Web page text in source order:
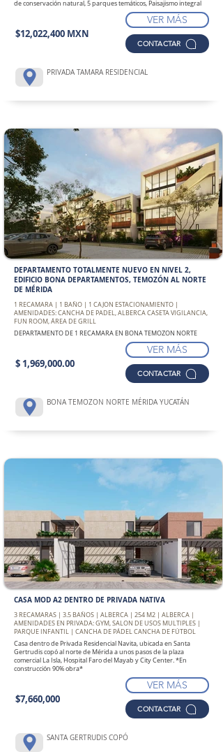
de conservación natural, 5 parques temáticos, Paisajismo integral
$12,022,400 MXN
VER MÁS
CONTACTAR
PRIVADA TAMARA RESIDENCIAL
DEPARTAMENTO TOTALMENTE NUEVO EN NIVEL 2,
EDIFICIO BONA DEPARTAMENTOS, TEMOZÓN AL NORTE
DE MÉRIDA
1 RECAMARA | 1 BAÑO | 1 CAJON ESTACIONAMIENTO |
AMENIDADES: CANCHA DE PADEL, ALBERCA CASETA VIGILANCIA,
FUN ROOM, ÁREA DE GRILL
DEPARTAMENTO DE 1 RECAMARA EN BONA TEMOZON NORTE
$ 1,969,000.00
VER MÁS
CONTACTAR
BONA TEMOZON NORTE MÉRIDA YUCATÁN
CASA MOD A2 DENTRO DE PRIVADA NATIVA
3 RECAMARAS | 3.5 BAÑOS | ALBERCA | 254 M2 | ALBERCA |
AMENIDADES EN PRIVADA: GYM, SALON DE USOS MULTIPLES |
PARQUE INFANTIL | CANCHA DE PÁDEL CANCHA DE FÚTBOL
Casa dentro de Privada Residencial Navita, ubicada en Santa
Gertrudis copó al norte de Mérida a unos pasos de la plaza
comercial La Isla, Hospital Faro del Mayab y City Center. *En
construcción 90% obra*
$7,660,000
VER MÁS
CONTACTAR
SANTA GERTRUDIS COPÓ